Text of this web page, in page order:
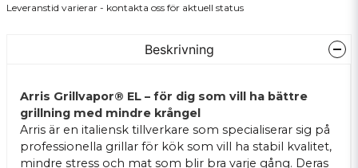
Leveranstid varierar - kontakta oss för aktuell status
Beskrivning
Arris Grillvapor® EL – för dig som vill ha bättre
grillning med mindre krångel
Arris är en italiensk tillverkare som specialiserar sig på
professionella grillar för kök som vill ha stabil kvalitet,
mindre stress och mat som blir bra varje gång. Deras